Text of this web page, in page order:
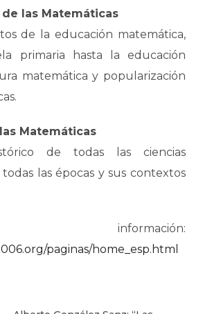
las Matemáticas
de la educación matemática,
primaria hasta la educación
matemática y popularización
Matemáticas
de todas las ciencias
las épocas y sus contextos
paginas/home_esp.html